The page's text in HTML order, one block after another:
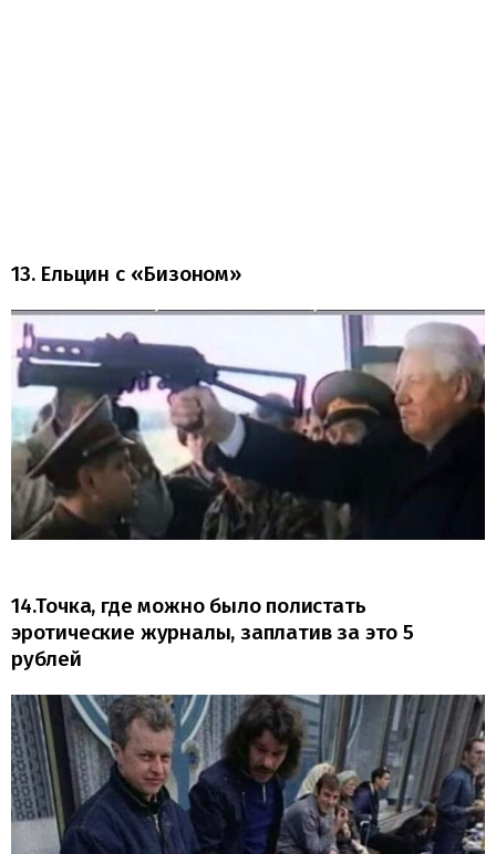
13. Ельцин с «Бизоном»
14.Точка, где можно было полистать
эротические журналы, заплатив за это 5
рублей